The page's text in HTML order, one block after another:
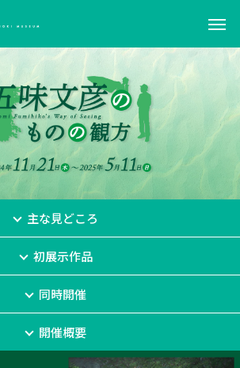
主な見どころ
初展示作品
同時開催
開催概要